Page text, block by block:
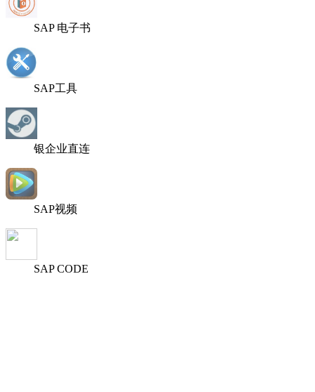
SAP 电子书
SAP工具
银企业直连
SAP视频
SAP CODE